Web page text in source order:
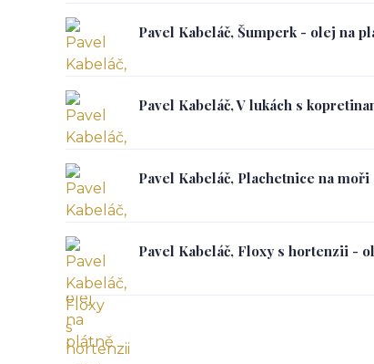
Pavel Kabeláč, Šumperk - olej na
Pavel Kabeláč, V lukách s
Pavel Kabeláč, Plachetnice na
Pavel Kabeláč, Floxy s hortenzii -